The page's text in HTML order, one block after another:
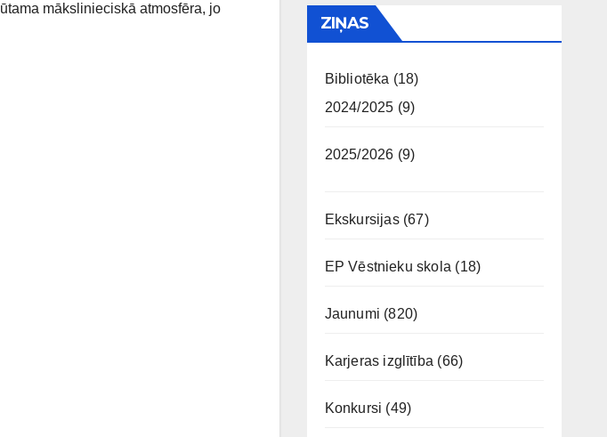
mākslinieciskā atmosfēra, jo
ZIŅAS
Bibliotēka (18)
2024/2025 (9)
2025/2026 (9)
Ekskursijas(67)
EP Vēstnieku skola (18)
Jaunumi (820)
Karjeras izglītība (66)
Konkursi (49)